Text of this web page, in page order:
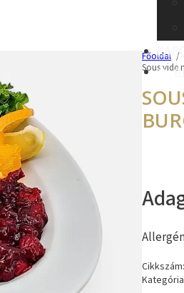
Főoldal /
Sous vide
Cikkszám: